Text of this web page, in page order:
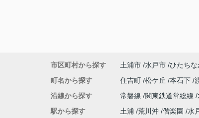
市区町村から探す 土浦市 水戸市 ひたちな
町名から探す
住吉町 松ケ丘 本石下
沿線から探す
常磐線 関東鉄道常総線
駅から探す
土浦 荒川沖 偕楽園 水